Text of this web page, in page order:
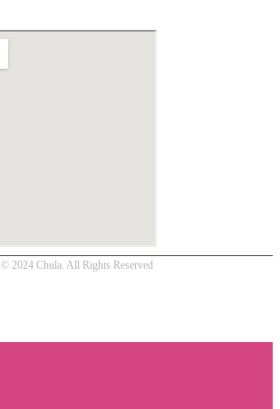
© 2024 Chula. All Rights Reserved